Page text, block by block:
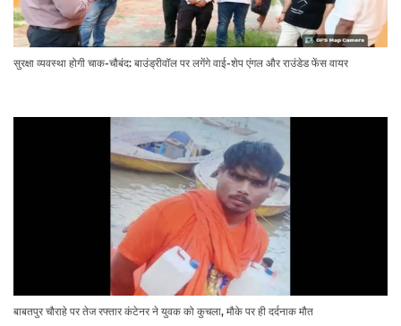
सुरक्षा व्यवस्था होगी चाक-चौबंद: बाउंड्रीवॉल पर लगेंगे वाई-शेप एंगल और राउंडेड फेंस वायर
बाबतपुर चौराहे पर तेज रफ्तार कंटेनर ने युवक को कुचला, मौके पर ही दर्दनाक मौत